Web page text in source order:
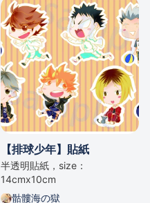
【排球少年】貼紙
半透明貼紙，size：
14cmx10cm
骷髏海の獄